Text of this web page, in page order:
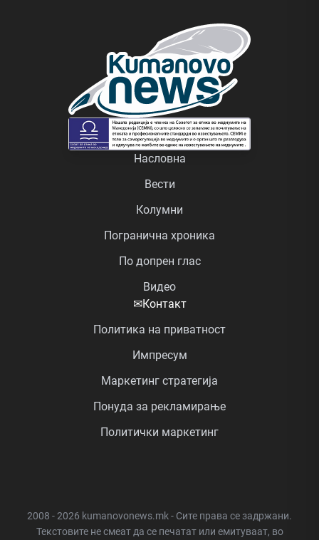
Насловна
Вести
Колумни
Погранична хроника
По допрен глас
Видео
✉Контакт
Политика на приватност
Импресум
Маркетинг стратегија
Понуда за рекламирање
Политички маркетинг
2008 - 2026 kumanovonews.mk - Сите права се задржани.
Текстовите не смеат да се печатат или емитуваат, во